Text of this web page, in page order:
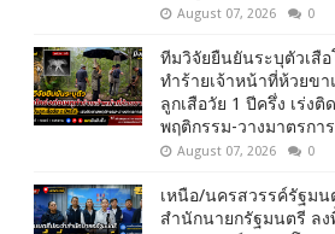
August 07, 2026 0
ทีมวิจัยยืนยันระบุตัวเสือ
ทำร้ายเจ้าหน้าที่ห้วยข
ลูกเสือวัย 1 ปีครึ่ง เร่งติ
พฤติกรรม-วางมาตรกา
August 07, 2026 0
เหนือ/นครสวรรค์รัฐมน
สำนักนายกรัฐมนตรี ล